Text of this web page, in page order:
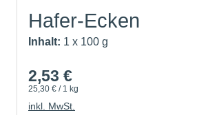
Hafer-Ecken
Inhalt: 1 x 100 g
2,53 €
25,30 € / 1 kg
inkl. MwSt.